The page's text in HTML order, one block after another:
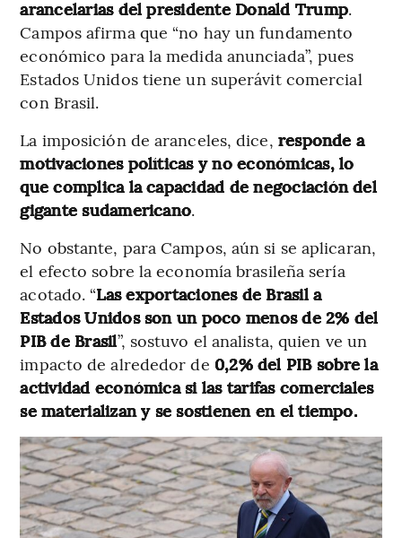
arancelarias del presidente Donald Trump.
Campos afirma que “no hay un fundamento
económico para la medida anunciada”, pues
Estados Unidos tiene un superávit comercial
con Brasil.
La imposición de aranceles, dice, responde a
motivaciones políticas y no económicas, lo
que complica la capacidad de negociación del
gigante sudamericano.
No obstante, para Campos, aún si se aplicaran,
el efecto sobre la economía brasileña sería
acotado. “Las exportaciones de Brasil a
Estados Unidos son un poco menos de 2% del
PIB de Brasil”, sostuvo el analista, quien ve un
impacto de alrededor de 0,2% del PIB sobre la
actividad económica si las tarifas comerciales
se materializan y se sostienen en el tiempo.